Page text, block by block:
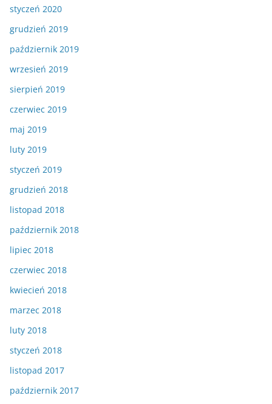
styczeń 2020
grudzień 2019
październik 2019
wrzesień 2019
sierpień 2019
czerwiec 2019
maj 2019
luty 2019
styczeń 2019
grudzień 2018
listopad 2018
październik 2018
lipiec 2018
czerwiec 2018
kwiecień 2018
marzec 2018
luty 2018
styczeń 2018
listopad 2017
październik 2017